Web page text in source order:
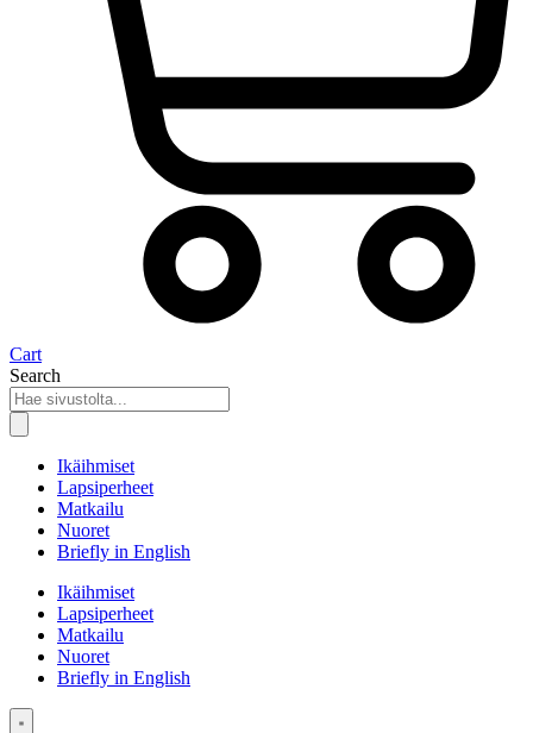
Cart
Search
Ikäihmiset
Lapsiperheet
Matkailu
Nuoret
Briefly in English
Ikäihmiset
Lapsiperheet
Matkailu
Nuoret
Briefly in English